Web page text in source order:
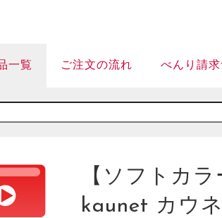
一覧 ご注文の流れ べんり請
【ソフトカ
kaunet カウ